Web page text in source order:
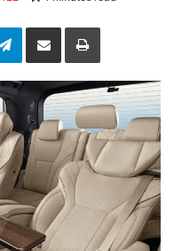
TelegramShare via Email Print